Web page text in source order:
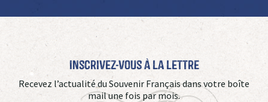
Inscrivez-vous à La Lettre
Recevez l’actualité du Souvenir Français dans votre boîte
mail une fois par mois.